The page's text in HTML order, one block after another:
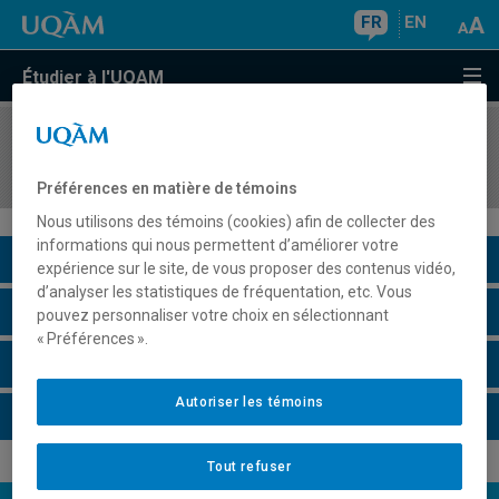
FR EN
Étudier à l'UQAM
COURS//
Description du cours
Horaire - Été 2026
Préférences en matière de témoins
Nous utilisons des témoins (cookies) afin de collecter des
informations qui nous permettent d’améliorer votre
expérience sur le site, de vous proposer des contenus vidéo,
d’analyser les statistiques de fréquentation, etc. Vous
pouvez personnaliser votre choix en sélectionnant
« Préférences ».
Tout refuser
Autoriser les témoins